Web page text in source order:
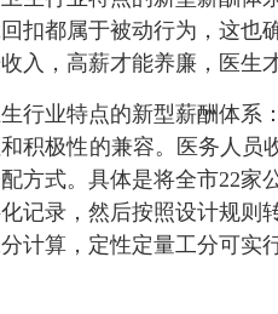
扣都属于被动行为，这
入，高薪才能养廉，医生
业特点的新型薪酬体系
积极性的兼容。医务人员
方式。具体是将全市22
记录，然后按照设计规
计算，定性定量工分可